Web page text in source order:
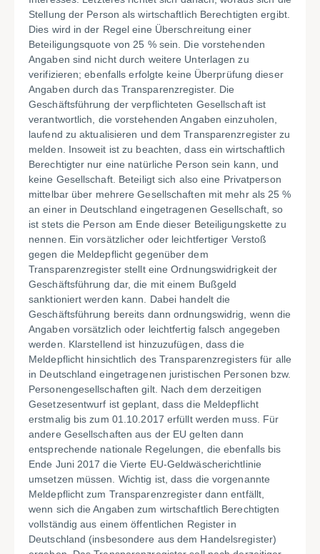
Stellung der Person als wirtschaftlich Berechtigten ergibt.
Dies wird in der Regel eine Überschreitung einer
Beteiligungsquote von 25 % sein. Die vorstehenden
Angaben sind nicht durch weitere Unterlagen zu
verifizieren; ebenfalls erfolgte keine Überprüfung dieser
Angaben durch das Transparenzregister. Die
Geschäftsführung der verpflichteten Gesellschaft ist
verantwortlich, die vorstehenden Angaben einzuholen,
laufend zu aktualisieren und dem Transparenzregister zu
melden. Insoweit ist zu beachten, dass ein wirtschaftlich
Berechtigter nur eine natürliche Person sein kann, und
keine Gesellschaft. Beteiligt sich also eine Privatperson
mittelbar über mehrere Gesellschaften mit mehr als 25 %
an einer in Deutschland eingetragenen Gesellschaft, so
ist stets die Person am Ende dieser Beteiligungskette zu
nennen. Ein vorsätzlicher oder leichtfertiger Verstoß
gegen die Meldepflicht gegenüber dem
Transparenzregister stellt eine Ordnungswidrigkeit der
Geschäftsführung dar, die mit einem Bußgeld
sanktioniert werden kann. Dabei handelt die
Geschäftsführung bereits dann ordnungswidrig, wenn die
Angaben vorsätzlich oder leichtfertig falsch angegeben
werden. Klarstellend ist hinzuzufügen, dass die
Meldepflicht hinsichtlich des Transparenzregisters für alle
in Deutschland eingetragenen juristischen Personen bzw.
Personengesellschaften gilt. Nach dem derzeitigen
Gesetzesentwurf ist geplant, dass die Meldepflicht
erstmalig bis zum 01.10.2017 erfüllt werden muss. Für
andere Gesellschaften aus der EU gelten dann
entsprechende nationale Regelungen, die ebenfalls bis
Ende Juni 2017 die Vierte EU-Geldwäscherichtlinie
umsetzen müssen. Wichtig ist, dass die vorgenannte
Meldepflicht zum Transparenzregister dann entfällt,
wenn sich die Angaben zum wirtschaftlich Berechtigten
vollständig aus einem öffentlichen Register in
Deutschland (insbesondere aus dem Handelsregister)